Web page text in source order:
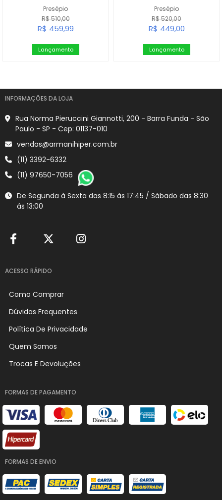
Presépio
R$ 510,00
R$ 459,99
Lançamento
Presépio
R$ 520,00
R$ 449,00
Lançamento
INFORMAÇÕES DA LOJA
Rua Norma Pieruccini Giannotti, 200 - Barra Funda - São
Paulo - SP - Cep: 01137-010
vendas@armanihiper.com.br
(11) 3392-6332
(11) 97650-7056
De Segunda à Sexta das 8:15 às 17:45 / Sábado das 8:30
ás 13:00
ACESSO RÁPIDO
Como Comprar
Dúvidas Frequentes
Política De Privacidade
Quem Somos
Trocas E Devoluções
FORMAS DE PAGAMENTO
FORMAS DE ENVIO